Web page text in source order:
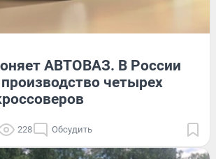
АВТОВАЗ. В России
четырех
228 Обсудить